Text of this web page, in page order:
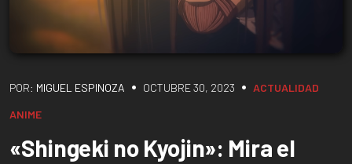
POR: MIGUEL ESPINOZA • OCTUBRE 30, 2023 • ACTUALIDAD
ANIME
«Shingeki no Kyojin»: Mira el